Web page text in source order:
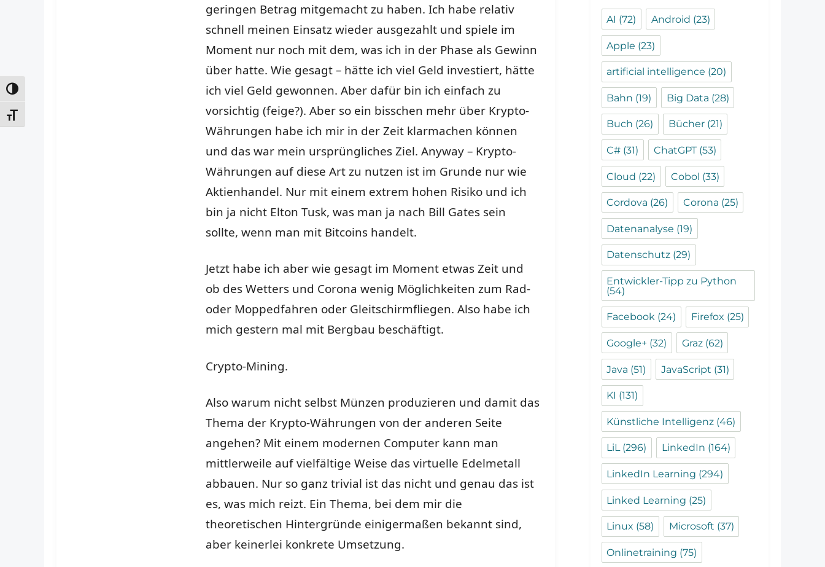
UMSCHALTEN AUF HOHE KONTRASTE
SCHRIFT VERGRÖSSERN
geringen Betrag mitgemacht zu haben. Ich habe relativ
schnell meinen Einsatz wieder ausgezahlt und spiele im
Moment nur noch mit dem, was ich in der Phase als Gewinn
über hatte. Wie gesagt – hätte ich viel Geld investiert, hätte
ich viel Geld gewonnen. Aber dafür bin ich einfach zu
vorsichtig (feige?). Aber so ein bisschen mehr über Krypto-
Währungen habe ich mir in der Zeit klarmachen können
und das war mein ursprüngliches Ziel. Anyway – Krypto-
Währungen auf diese Art zu nutzen ist im Grunde nur wie
Aktienhandel. Nur mit einem extrem hohen Risiko und ich
bin ja nicht Elton Tusk, was man ja nach Bill Gates sein
sollte, wenn man mit Bitcoins handelt.
Jetzt habe ich aber wie gesagt im Moment etwas Zeit und
ob des Wetters und Corona wenig Möglichkeiten zum Rad-
oder Moppedfahren oder Gleitschirmfliegen. Also habe ich
mich gestern mal mit Bergbau beschäftigt.
Crypto-Mining.
Also warum nicht selbst Münzen produzieren und damit das
Thema der Krypto-Währungen von der anderen Seite
angehen? Mit einem modernen Computer kann man
mittlerweile auf vielfältige Weise das virtuelle Edelmetall
abbauen. Nur so ganz trivial ist das nicht und genau das ist
es, was mich reizt. Ein Thema, bei dem mir die
theoretischen Hintergründe einigermaßen bekannt sind,
aber keinerlei konkrete Umsetzung.
AI (72) Android (23)
Apple (23)
artificial intelligence (20)
Bahn (19) Big Data (28)
Buch (26) Bücher(21)
C# (31) ChatGPT(53)
Cloud (22) Cobol (33)
Cordova (26) Corona (25)
Datenanalyse (19)
Datenschutz (29)
Entwickler-Tipp zu Python
(54)
Facebook (24) Firefox (25)
Google+ (32) Graz(62)
Java (51) JavaScript (31)
KI (131)
Künstliche Intelligenz (46)
LiL(296) LinkedIn (164)
LinkedIn Learning (294)
Linked Learning (25)
Linux (58) Microsoft (37)
Onlinetraining (75)